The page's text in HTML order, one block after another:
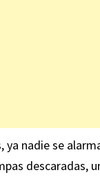
ya nadie se
descaradas,